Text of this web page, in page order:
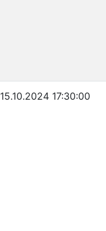
15.10.2024 17:30:00